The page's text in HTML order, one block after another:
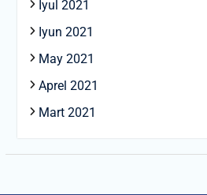
Iyul 2021
Iyun 2021
May 2021
Aprel 2021
Mart 2021